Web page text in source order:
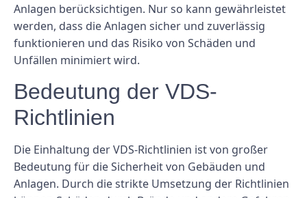
Anlagen berücksichtigen. Nur so kann gewährleistet
werden, dass die Anlagen sicher und zuverlässig
funktionieren und das Risiko von Schäden und
Unfällen minimiert wird.
Bedeutung der VDS-
Richtlinien
Die Einhaltung der VDS-Richtlinien ist von großer
Bedeutung für die Sicherheit von Gebäuden und
Anlagen. Durch die strikte Umsetzung der Richtlinien